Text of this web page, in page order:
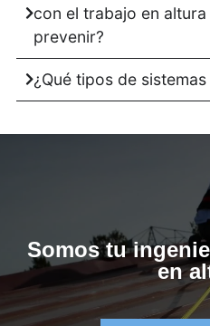
con el trabajo en
prevenir?
¿Qué tipos de
Somos tu
en